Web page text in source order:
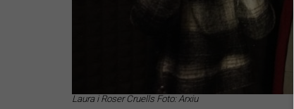
Laura i Roser Cruells Foto: Arxiu